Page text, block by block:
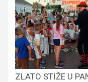
ZLATO STIŽE U